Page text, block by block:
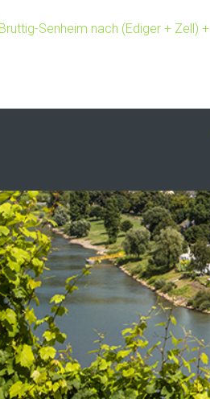
Senheim nach (Ediger + Zell) +